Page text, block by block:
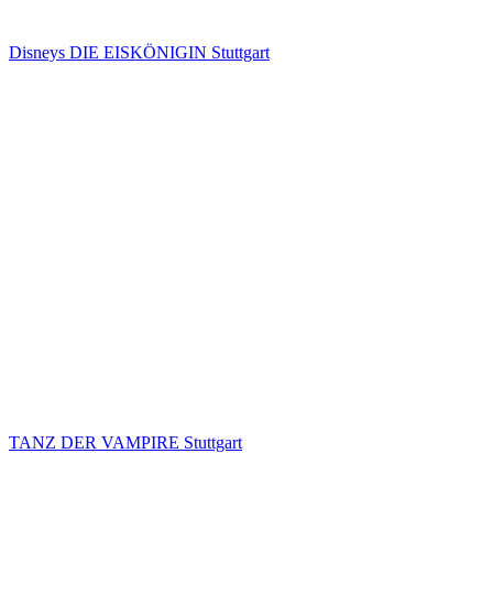
Disneys DIE EISKÖNIGIN Stuttgart
TANZ DER VAMPIRE Stuttgart